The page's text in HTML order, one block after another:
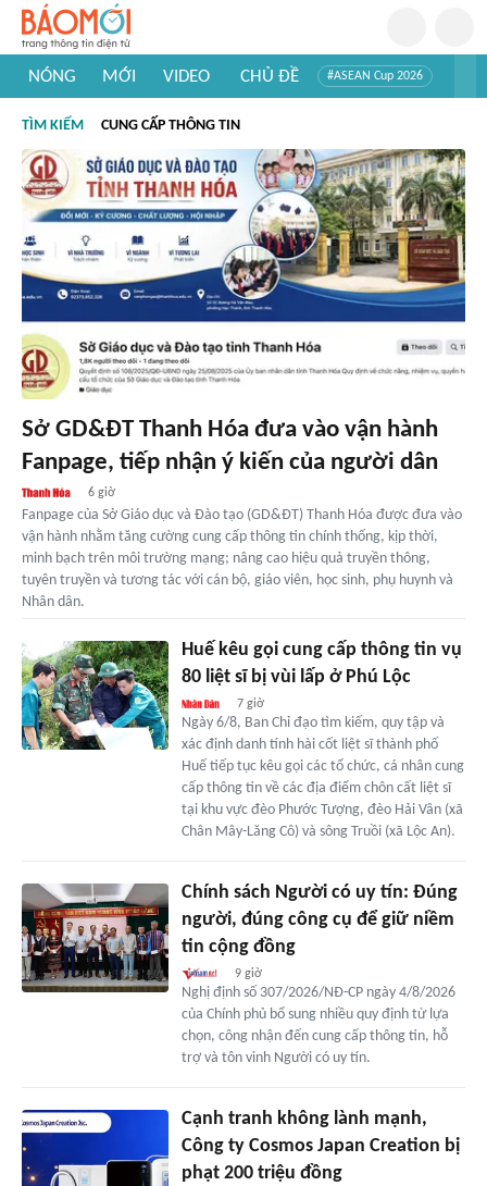
NÓNG MỚI VIDEO CHỦ ĐỀ #ASEAN Cup 2026
#Khám phá thế giới
TÌM KIẾM CUNG CẤP THÔNG TIN
Sở GD&ĐT Thanh Hóa đưa vào vận hành
Fanpage, tiếp nhận ý kiến của người dân
6 giờ
Fanpage của Sở Giáo dục và Đào tạo (GD&ĐT) Thanh Hóa được đưa vào
vận hành nhằm tăng cường cung cấp thông tin chính thống, kịp thời,
minh bạch trên môi trường mạng; nâng cao hiệu quả truyền thông,
tuyên truyền và tương tác với cán bộ, giáo viên, học sinh, phụ huynh và
Nhân dân.
Huế kêu gọi cung cấp thông tin vụ
80 liệt sĩ bị vùi lấp ở Phú Lộc
7 giờ
Ngày 6/8, Ban Chỉ đạo tìm kiếm, quy tập và
xác định danh tính hài cốt liệt sĩ thành phố
Huế tiếp tục kêu gọi các tổ chức, cá nhân cung
cấp thông tin về các địa điểm chôn cất liệt sĩ
tại khu vực đèo Phước Tượng, đèo Hải Vân (xã
Chân Mây-Lăng Cô) và sông Truồi (xã Lộc An).
Chính sách Người có uy tín: Đúng
người, đúng công cụ để giữ niềm
tin cộng đồng
9 giờ
Nghị định số 307/2026/NĐ-CP ngày 4/8/2026
của Chính phủ bổ sung nhiều quy định từ lựa
chọn, công nhận đến cung cấp thông tin, hỗ
trợ và tôn vinh Người có uy tín.
Cạnh tranh không lành mạnh,
Công ty Cosmos Japan Creation bị
phạt 200 triệu đồng